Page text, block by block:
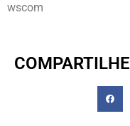
wscom
COMPARTILHE